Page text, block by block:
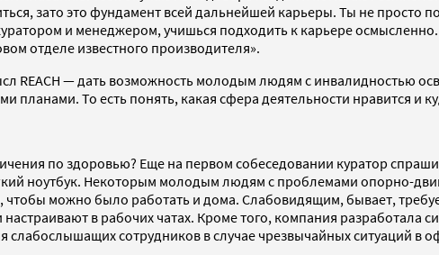
зато это фундамент всей дальнейшей карьеры. Ты не просто
и менеджером, учишься подходить к карьере
отделе известного производителя».
REACH — дать возможность молодым людям с инвалидностью
планами. То есть понять, какая сфера деятельности нравится и
по здоровью? Еще на первом собеседовании куратор
ноутбук. Некоторым молодым людям с проблемами опорно-
чтобы можно было работать и дома. Слабовидящим, бывает,
в рабочих чатах. Кроме того, компания
сотрудников в случае чрезвычайных ситуаций в